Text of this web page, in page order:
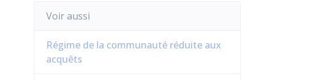
Voir aussi
Régime de la communauté réduite aux
acquêts